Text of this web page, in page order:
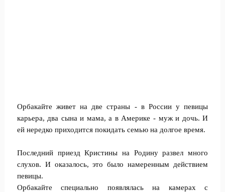
Орбакайте живет на две страны - в России у певицы
карьера, два сына и мама, а в Америке - муж и дочь. И
ей нередко приходится покидать семью на долгое время.
Последний приезд Кристины на Родину развел много
слухов. И оказалось, это было намеренным действием
певицы.
Орбакайте специально появлялась на камерах с